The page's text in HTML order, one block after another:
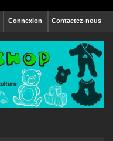
Contactez-nous
Connexion